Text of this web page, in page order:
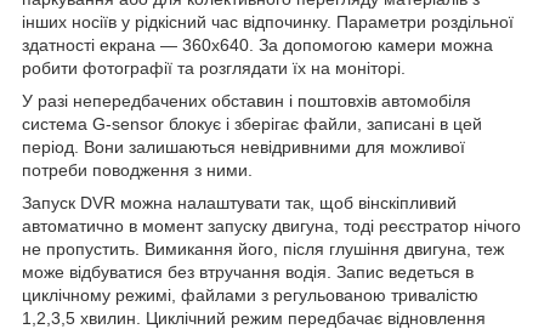
інших носіїв у рідкісний час відпочинку. Параметри роздільної
здатності екрана — 360х640. За допомогою камери можна
робити фотографії та розглядати їх на моніторі.
У разі непередбачених обставин і поштовхів автомобіля
система G-sensor блокує і зберігає файли, записані в цей
період. Вони залишаються невідривними для можливої
потреби поводження з ними.
Запуск DVR можна налаштувати так, щоб вінскіпливий
автоматично в момент запуску двигуна, тоді реєстратор нічого
не пропустить. Вимикання його, після глушіння двигуна, теж
може відбуватися без втручання водія. Запис ведеться в
циклічному режимі, файлами з регульованою тривалістю
1,2,3,5 хвилин. Циклічний режим передбачає відновлення